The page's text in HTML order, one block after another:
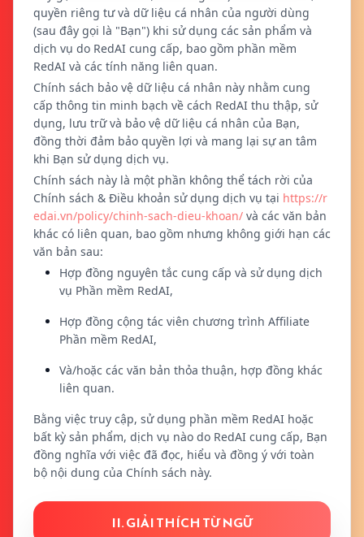
quyền riêng tư và dữ liệu cá nhân của người dùng
(sau đây gọi là "Bạn") khi sử dụng các sản phẩm và
dịch vụ do RedAI cung cấp, bao gồm phần mềm
RedAI và các tính năng liên quan.
Chính sách bảo vệ dữ liệu cá nhân này nhằm cung
cấp thông tin minh bạch về cách RedAI thu thập, sử
dụng, lưu trữ và bảo vệ dữ liệu cá nhân của Bạn,
đồng thời đảm bảo quyền lợi và mang lại sự an tâm
khi Bạn sử dụng dịch vụ.
Chính sách này là một phần không thể tách rời của
Chính sách & Điều khoản sử dụng dịch vụ tại https://r
edai.vn/policy/chinh-sach-dieu-khoan/ và các văn bản
khác có liên quan, bao gồm nhưng không giới hạn các
văn bản sau:
Hợp đồng nguyên tắc cung cấp và sử dụng dịch
vụ Phần mềm RedAI,
Hợp đồng cộng tác viên chương trình Affiliate
Phần mềm RedAI,
Và/hoặc các văn bản thỏa thuận, hợp đồng khác
liên quan.
Bằng việc truy cập, sử dụng phần mềm RedAI hoặc
bất kỳ sản phẩm, dịch vụ nào do RedAI cung cấp, Bạn
đồng nghĩa với việc đã đọc, hiểu và đồng ý với toàn
bộ nội dung của Chính sách này.
II. GIẢI THÍCH TỪ NGỮ